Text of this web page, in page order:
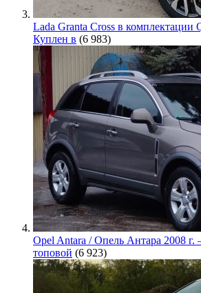
Lada Granta Cross в комплектации
Куплен в (6 983)
Opel Antara / Опель Антара 2008 г.
топовой (6 923)